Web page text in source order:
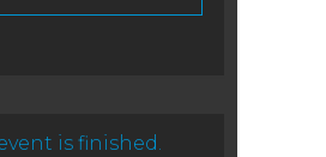
is finished.